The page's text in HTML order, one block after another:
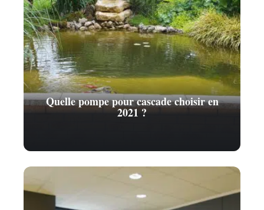
Quelle pompe pour cascade choisir en
2021 ?